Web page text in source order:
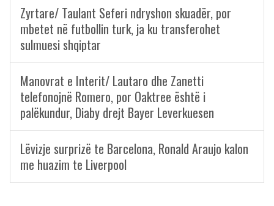
Zyrtare/ Taulant Seferi ndryshon skuadër, por
mbetet në futbollin turk, ja ku transferohet
sulmuesi shqiptar
Manovrat e Interit/ Lautaro dhe Zanetti
telefonojnë Romero, por Oaktree është i
palëkundur, Diaby drejt Bayer Leverkuesen
Lëvizje surprizë te Barcelona, Ronald Araujo kalon
me huazim te Liverpool